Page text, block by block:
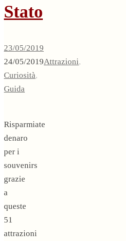
Stato
23/05/2019
24/05/2019Attrazioni,
Curiosità,
Guida
Risparmiate
denaro
per i
souvenirs
grazie
a
queste
51
attrazioni